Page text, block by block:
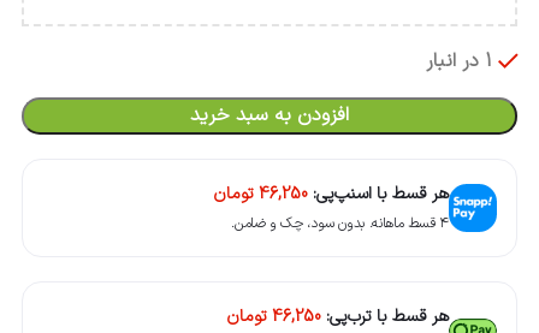
1 در انبار
افزودن به سبد خرید
هر قسط با اسنپ‌پی: 46,250تومان
۴ قسط ماهانه. بدون سود، چک و ضامن.
هر قسط با ترب‌پی: 46,250تومان